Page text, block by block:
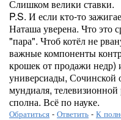
Слишком велики ставки.
P.S. И если кто-то
Наташа уверена. Что это
"пара". Чтоб котёл не
важные компоненты
крошек от продажи
универсиады, Сочинской
мундиаля,
сполна. Всё по науке.
Обратиться - Ответить - К